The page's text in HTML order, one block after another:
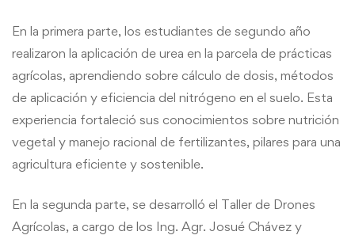
En la primera parte, los estudiantes de segundo año
realizaron la aplicación de urea en la parcela de prácticas
agrícolas, aprendiendo sobre cálculo de dosis, métodos
de aplicación y eficiencia del nitrógeno en el suelo. Esta
experiencia fortaleció sus conocimientos sobre nutrición
vegetal y manejo racional de fertilizantes, pilares para una
agricultura eficiente y sostenible.
En la segunda parte, se desarrolló el Taller de Drones
Agrícolas, a cargo de los Ing. Agr. Josué Chávez y